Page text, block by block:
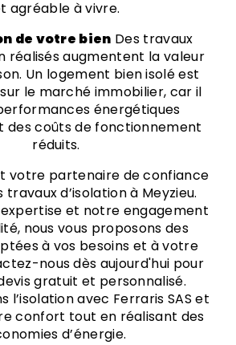
agréable à vivre.
de votre bien Des travaux
réalisés augmentent la valeur
Un logement bien isolé est
le marché immobilier, car il
énergétiques
des coûts de fonctionnement
réduits.
d’isolation à Meyzieu.
et notre engagement
nous vous proposons des
à vos besoins et à votre
nous dès aujourd'hui pour
gratuit et personnalisé.
l’isolation avec Ferraris SAS et
confort tout en réalisant des
d’énergie.